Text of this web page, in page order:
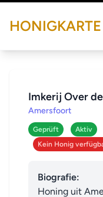
HONIGKARTE
Imkerij Over
Amersfoort
Geprüft
Aktiv
Kein Honig
Biografie:
Honing uit